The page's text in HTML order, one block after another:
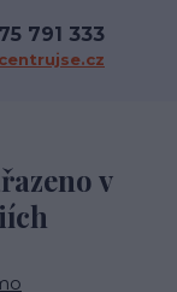
v
791 333